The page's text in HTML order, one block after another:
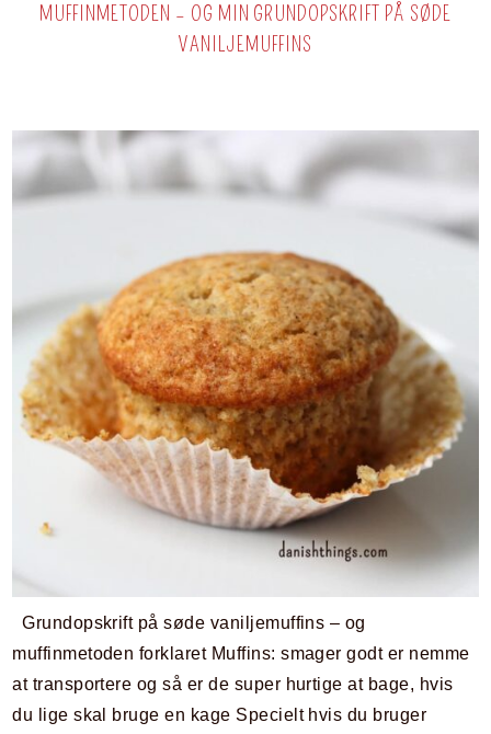
MUFFINMETODEN – OG MIN GRUNDOPSKRIFT PÅ SØDE
VANILJEMUFFINS
Grundopskrift på søde vaniljemuffins – og
muffinmetoden forklaret Muffins: smager godt er nemme
at transportere og så er de super hurtige at bage, hvis
du lige skal bruge en kage Specielt hvis du bruger